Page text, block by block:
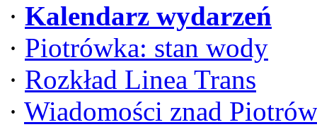
· Kalendarz wydarzeń
· Piotrówka: stan wody
· Rozkład Linea Trans
· Wiadomości znad